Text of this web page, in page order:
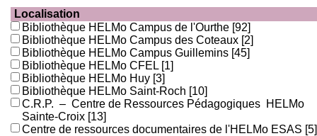
Localisation
Bibliothèque HELMo Campus de l'Ourthe [92]
Bibliothèque HELMo Campus des Coteaux [2]
Bibliothèque HELMo Campus Guillemins [45]
Bibliothèque HELMo CFEL [1]
Bibliothèque HELMo Huy [3]
Bibliothèque HELMo Saint-Roch [10]
C.R.P. – Centre de Ressources Pédagogiques HELMo
Sainte-Croix [13]
Centre de ressources documentaires de l'HELMo ESAS [5]